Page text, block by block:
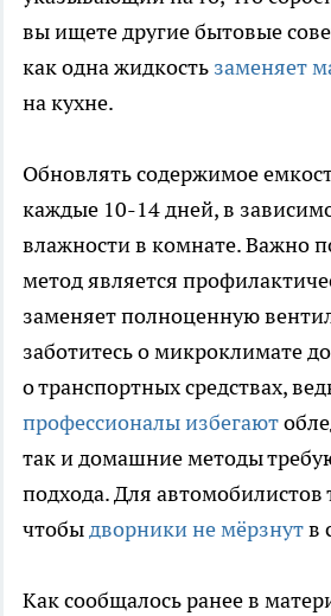
вы ищете другие бытовые
как одна жидкость заменяет
на кухне.
Обновлять содержимое
каждые 10-14 дней, в
влажности в комнате. Важно
метод является
заменяет полноценную
заботитесь о микроклимате
о транспортных средствах,
профессионалы избегают
так и домашние методы
подхода. Для автомобилистов
чтобыдворники не мёрзнутв
Как сообщалось ранее в